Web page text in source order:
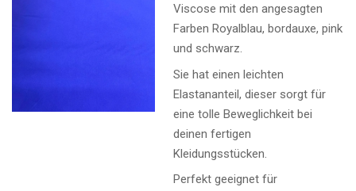
Viscose mit den angesagten
Farben Royalblau, bordauxe, pink
und schwarz.
Sie hat einen leichten
Elastananteil, dieser sorgt für
eine tolle Beweglichkeit bei
deinen fertigen
Kleidungsstücken.
Perfekt geeignet für